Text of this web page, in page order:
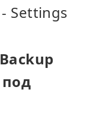
Settings